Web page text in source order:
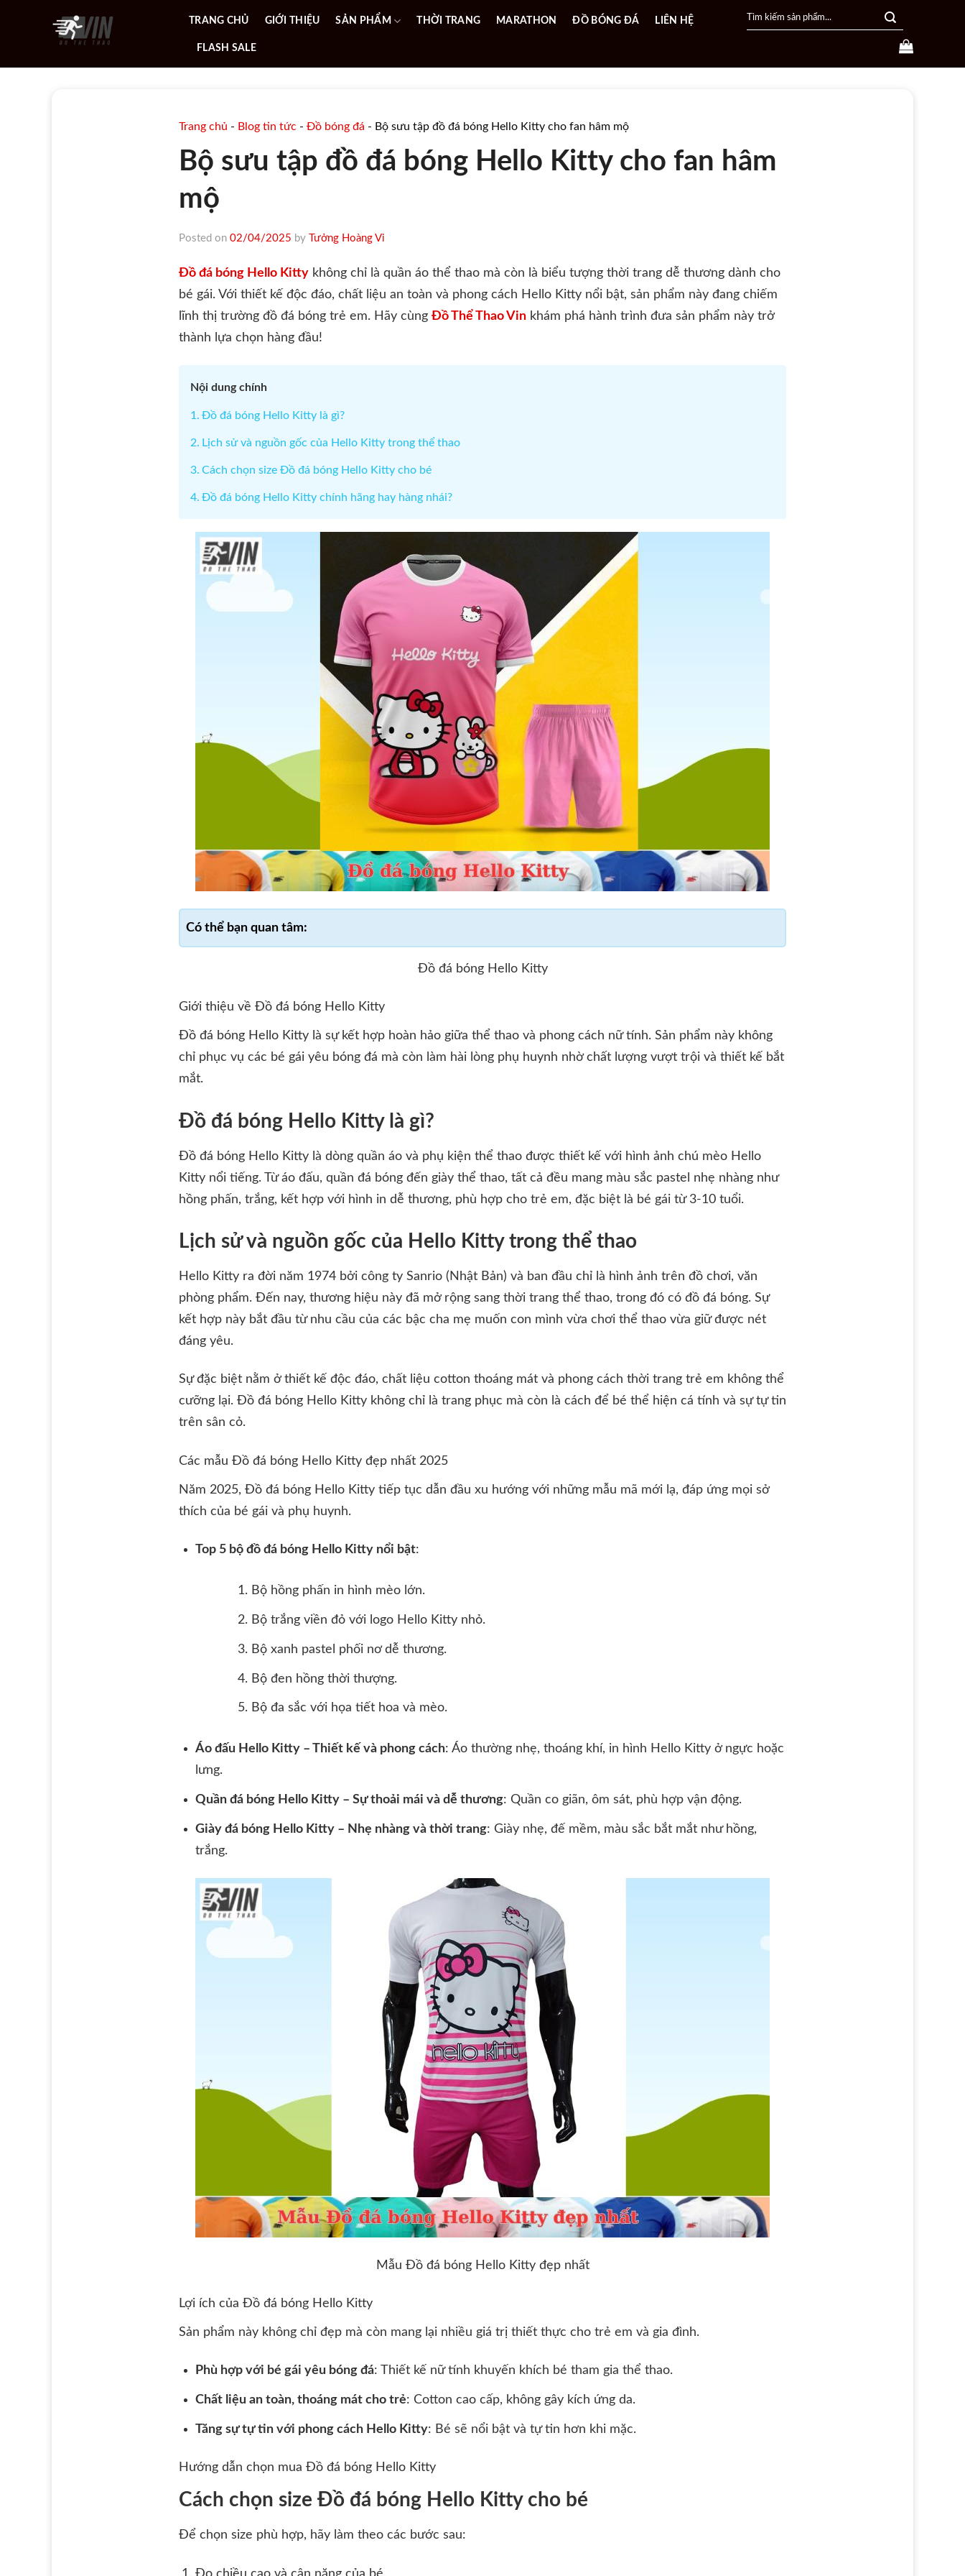
TRANG CHỦ GIỚI THIỆU SẢN PHẨM THỜI TRANG MARATHON ĐỒ BÓNG ĐÁ LIÊN HỆ
FLASH SALE
Search
Trang chủ - Blog tin tức - Đồ bóng đá - Bộ sưu tập đồ đá bóng Hello Kitty cho fan hâm mộ
Bộ sưu tập đồ đá bóng Hello Kitty cho fan hâm
mộ
Posted on 02/04/2025 by Tưởng Hoàng Vi
Đồ đá bóng Hello Kitty không chỉ là quần áo thể thao mà còn là biểu tượng thời trang dễ thương dành cho
bé gái. Với thiết kế độc đáo, chất liệu an toàn và phong cách Hello Kitty nổi bật, sản phẩm này đang chiếm
lĩnh thị trường đồ đá bóng trẻ em. Hãy cùng Đồ Thể Thao Vin khám phá hành trình đưa sản phẩm này trở
thành lựa chọn hàng đầu!
Nội dung chính
Đồ đá bóng Hello Kitty là gì?
Lịch sử và nguồn gốc của Hello Kitty trong thể thao
Cách chọn size Đồ đá bóng Hello Kitty cho bé
Đồ đá bóng Hello Kitty chính hãng hay hàng nhái?
Đồ đá bóng Hello Kitty
Giới thiệu về Đồ đá bóng Hello Kitty
Đồ đá bóng Hello Kitty là sự kết hợp hoàn hảo giữa thể thao và phong cách nữ tính. Sản phẩm này không
chỉ phục vụ các bé gái yêu bóng đá mà còn làm hài lòng phụ huynh nhờ chất lượng vượt trội và thiết kế bắt
mắt.
Đồ đá bóng Hello Kitty là gì?
Đồ đá bóng Hello Kitty là dòng quần áo và phụ kiện thể thao được thiết kế với hình ảnh chú mèo Hello
Kitty nổi tiếng. Từ áo đấu, quần đá bóng đến giày thể thao, tất cả đều mang màu sắc pastel nhẹ nhàng như
hồng phấn, trắng, kết hợp với hình in dễ thương, phù hợp cho trẻ em, đặc biệt là bé gái từ 3-10 tuổi.
Lịch sử và nguồn gốc của Hello Kitty trong thể thao
Hello Kitty ra đời năm 1974 bởi công ty Sanrio (Nhật Bản) và ban đầu chỉ là hình ảnh trên đồ chơi, văn
phòng phẩm. Đến nay, thương hiệu này đã mở rộng sang thời trang thể thao, trong đó có đồ đá bóng. Sự
kết hợp này bắt đầu từ nhu cầu của các bậc cha mẹ muốn con mình vừa chơi thể thao vừa giữ được nét
đáng yêu.
Sự đặc biệt nằm ở thiết kế độc đáo, chất liệu cotton thoáng mát và phong cách thời trang trẻ em không thể
cưỡng lại. Đồ đá bóng Hello Kitty không chỉ là trang phục mà còn là cách để bé thể hiện cá tính và sự tự tin
trên sân cỏ.
Các mẫu Đồ đá bóng Hello Kitty đẹp nhất 2025
Năm 2025, Đồ đá bóng Hello Kitty tiếp tục dẫn đầu xu hướng với những mẫu mã mới lạ, đáp ứng mọi sở
thích của bé gái và phụ huynh.
Top 5 bộ đồ đá bóng Hello Kitty nổi bật:
Bộ hồng phấn in hình mèo lớn.
Bộ trắng viền đỏ với logo Hello Kitty nhỏ.
Bộ xanh pastel phối nơ dễ thương.
Bộ đen hồng thời thượng.
Bộ đa sắc với họa tiết hoa và mèo.
Áo đấu Hello Kitty – Thiết kế và phong cách: Áo thường nhẹ, thoáng khí, in hình Hello Kitty ở ngực hoặc
lưng.
Quần đá bóng Hello Kitty – Sự thoải mái và dễ thương: Quần co giãn, ôm sát, phù hợp vận động.
Giày đá bóng Hello Kitty – Nhẹ nhàng và thời trang: Giày nhẹ, đế mềm, màu sắc bắt mắt như hồng,
trắng.
Mẫu Đồ đá bóng Hello Kitty đẹp nhất
Lợi ích của Đồ đá bóng Hello Kitty
Sản phẩm này không chỉ đẹp mà còn mang lại nhiều giá trị thiết thực cho trẻ em và gia đình.
Phù hợp với bé gái yêu bóng đá: Thiết kế nữ tính khuyến khích bé tham gia thể thao.
Chất liệu an toàn, thoáng mát cho trẻ: Cotton cao cấp, không gây kích ứng da.
Tăng sự tự tin với phong cách Hello Kitty: Bé sẽ nổi bật và tự tin hơn khi mặc.
Hướng dẫn chọn mua Đồ đá bóng Hello Kitty
Cách chọn size Đồ đá bóng Hello Kitty cho bé
Để chọn size phù hợp, hãy làm theo các bước sau: